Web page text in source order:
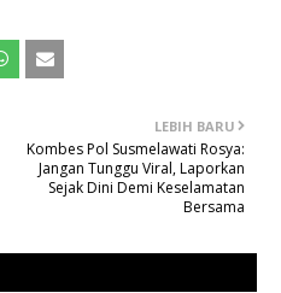
LEBIH BARU
Kombes Pol Susmelawati Rosya:
Jangan Tunggu Viral, Laporkan
Sejak Dini Demi Keselamatan
Bersama